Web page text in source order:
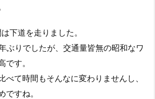
下道を走りました。
ぶりでしたが、交通量皆無の昭和なワ
です。
べて時間もそんなに変わりませんし、
ですね。